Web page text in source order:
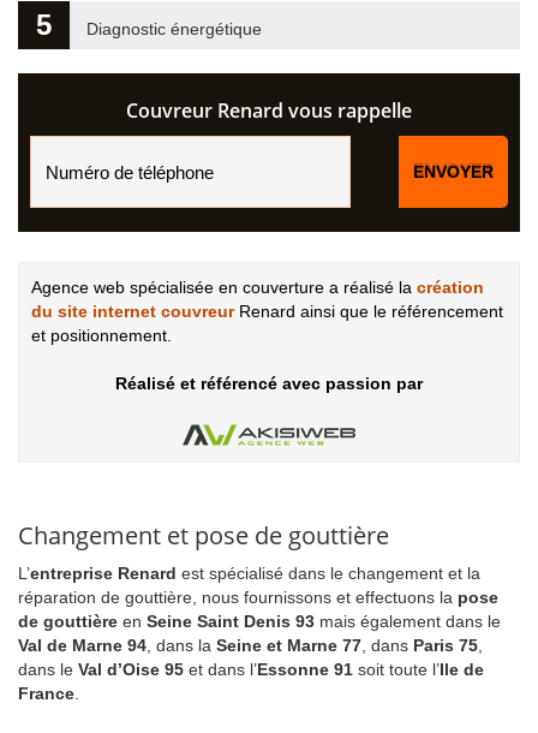
5 Diagnostic énergétique
Couvreur Renard vous rappelle
ENVOYER
Agence web spécialisée en couverture a réalisé la création
du site internet couvreurRenard ainsi que le référencement
et positionnement.
Réalisé et référencé avec passion par
Changement et pose de gouttière
L’entreprise Renard est spécialisé dans le changement et la
réparation de gouttière, nous fournissons et effectuons la pose
de gouttière en Seine Saint Denis 93 mais également dans le
Val de Marne 94 , dans la Seine et Marne 77 , dans Paris 75
dans le Val d’Oise 95 et dans l’Essonne 91 soit toute l’Ile de
France